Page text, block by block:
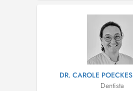
Fortbildung zum Vort...
DR. CAROLE POECKES
Dentista